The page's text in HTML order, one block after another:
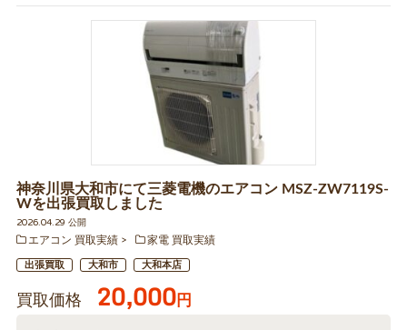
神奈川県大和市にて三菱電機のエアコン MSZ-ZW7119S-
Wを出張買取しました
2026.04.29 公開
エアコン 買取実績
家電 買取実績
出張買取 大和市 大和本店
買取価格 20,000円